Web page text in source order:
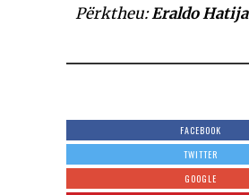
Përktheu:Eraldo Hatija
FACEBOOK
TWITTER
GOOGLE